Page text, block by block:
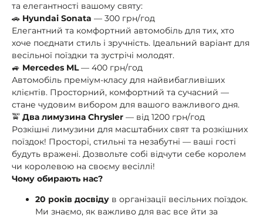
та елегантності вашому святу:
🚗 Hyundai Sonata — 300 грн/год
Елегантний та комфортний автомобіль для тих, хто
хоче поєднати стиль і зручність. Ідеальний варіант для
весільної поїздки та зустрічі молодят.
🚙 Mercedes ML— 400 грн/год
Автомобіль преміум-класу для найвибагливіших
клієнтів. Просторний, комфортний та сучасний —
стане чудовим вибором для вашого важливого дня.
🚖 Два лимузина Chrysler — від 1200 грн/год
Розкішні лимузини для масштабних свят та розкішних
поїздок! Просторі, стильні та незабутні — ваші гості
будуть вражені. Дозвольте собі відчути себе королем
чи королевою на своєму весіллі!
Чому обирають нас?
20 років досвіду в організації весільних поїздок.
Ми знаємо, як важливо для вас все йти за